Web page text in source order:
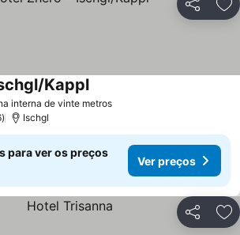
Partilhar
interna de vinte metrosVer preços
KapplVer preços
Ischgl
para ver os preços
Ver preços
Partilhar